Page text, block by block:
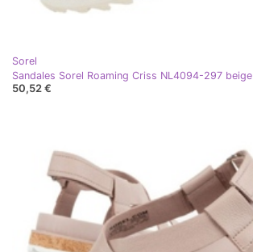
Sorel
Sandales Sorel Roaming Criss NL4094-297 beige
50,52 €